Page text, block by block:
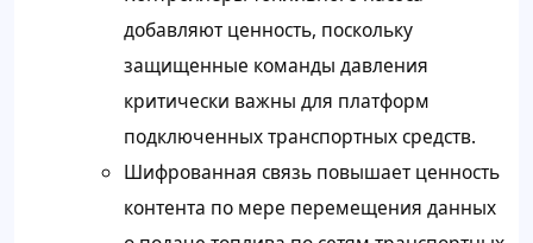
добавляют ценность, поскольку
защищенные команды давления
критически важны для платформ
подключенных транспортных средств.
Шифрованная связь повышает ценность
контента по мере перемещения данных